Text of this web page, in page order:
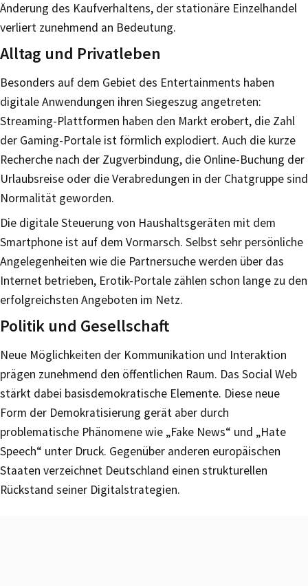
Änderung des Kaufverhaltens, der stationäre Einzelhandel
verliert zunehmend an Bedeutung.
Alltag und Privatleben
Besonders auf dem Gebiet des Entertainments haben
digitale Anwendungen ihren Siegeszug angetreten:
Streaming-Plattformen haben den Markt erobert, die Zahl
der Gaming-Portale ist förmlich explodiert. Auch die kurze
Recherche nach der Zugverbindung, die Online-Buchung der
Urlaubsreise oder die Verabredungen in der Chatgruppe sind
Normalität geworden.
Die digitale Steuerung von Haushaltsgeräten mit dem
Smartphone ist auf dem Vormarsch. Selbst sehr persönliche
Angelegenheiten wie die Partnersuche werden über das
Internet betrieben, Erotik-Portale zählen schon lange zu den
erfolgreichsten Angeboten im Netz.
Politik und Gesellschaft
Neue Möglichkeiten der Kommunikation und Interaktion
prägen zunehmend den öffentlichen Raum. Das Social Web
stärkt dabei basisdemokratische Elemente. Diese neue
Form der Demokratisierung gerät aber durch
problematische Phänomene wie „Fake News“ und „Hate
Speech“ unter Druck. Gegenüber anderen europäischen
Staaten verzeichnet Deutschland einen strukturellen
Rückstand seiner Digitalstrategien.